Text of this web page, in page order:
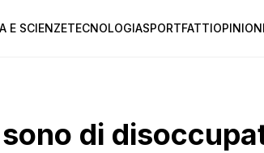
E SCIENZETECNOLOGIASPORTFATTIOPINIONI
di